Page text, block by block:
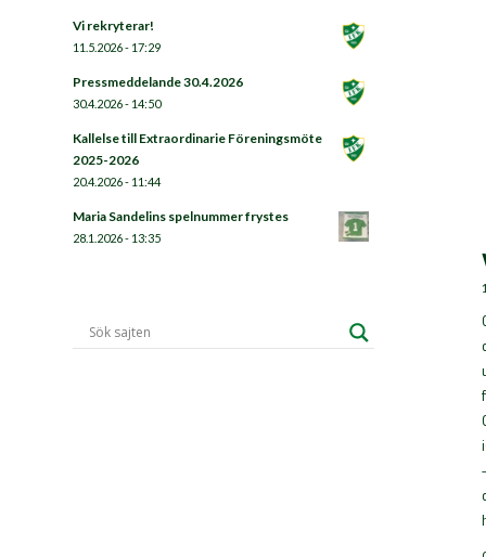
Vi rekryterar!
11.5.2026 - 17:29
Pressmeddelande 30.4.2026
30.4.2026 - 14:50
Kallelse till Extraordinarie Föreningsmöte
2025-2026
20.4.2026 - 11:44
Maria Sandelins spelnummer frystes
28.1.2026 - 13:35